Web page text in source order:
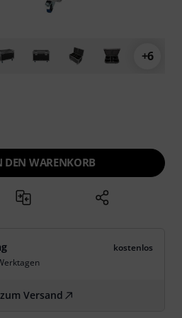
+6
DEN WARENKORB
kostenlos
Versand